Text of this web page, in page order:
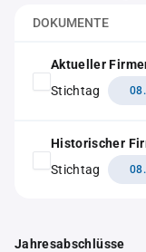
DOKUMENTE
Aktueller
Stichtag
Historischer
Stichtag
Jahresabschlüsse